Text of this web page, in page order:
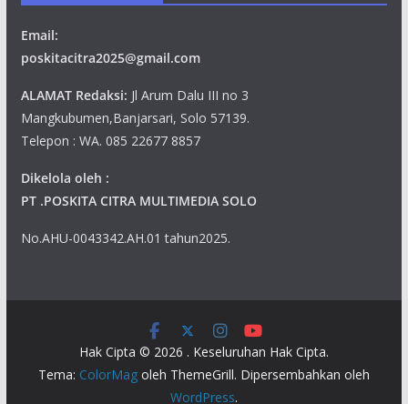
Email:
poskitacitra2025@gmail.com
ALAMAT Redaksi: Jl Arum Dalu III no 3
Mangkubumen,Banjarsari, Solo 57139.
Telepon : WA. 085 22677 8857
Dikelola oleh :
PT .POSKITA CITRA MULTIMEDIA SOLO
No.AHU-0043342.AH.01 tahun2025.
Hak Cipta © 2026 . Keseluruhan Hak Cipta.
Tema: ColorMagoleh ThemeGrill. Dipersembahkan oleh
WordPress.